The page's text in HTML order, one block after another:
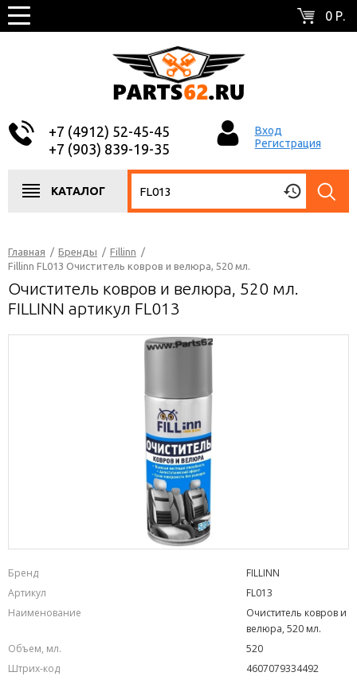
0 Р.
+7 (4912) 52-45-45
+7 (903) 839-19-35
Вход
Регистрация
КАТАЛОГ
Главная / Бренды / Fillinn /
Fillinn FL013 Очиститель ковров и велюра, 520 мл.
Очиститель ковров и велюра, 520 мл.
FILLINN артикул FL013
Бренд
FILLINN
Артикул
FL013
Наименование
Очиститель ковров и
велюра, 520 мл.
Объем, мл.
520
Штрих-код
4607079334492